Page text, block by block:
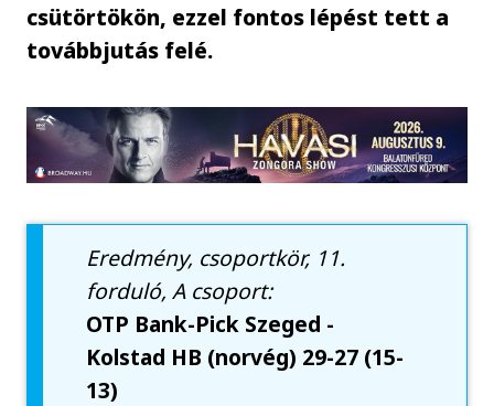
csütörtökön, ezzel fontos lépést tett a
továbbjutás felé.
Eredmény, csoportkör, 11.
forduló, A csoport:
OTP Bank-Pick Szeged -
Kolstad HB (norvég) 29-27 (15-
13)